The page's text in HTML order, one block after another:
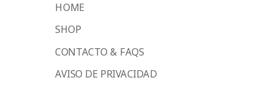
HOME
SHOP
CONTACTO & FAQS
AVISO DE PRIVACIDAD